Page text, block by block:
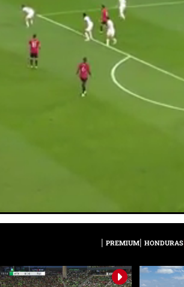
PREMIUM HONDURAS